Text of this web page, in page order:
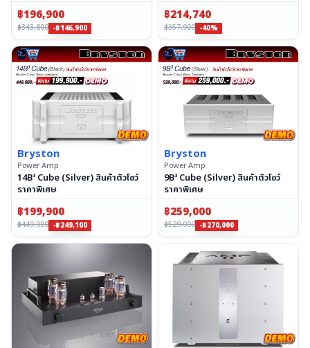
฿196,900
฿343,800 -฿146,900
฿214,740
฿357,900 -40%
Bryston
Power Amp
14B³ Cube (Silver) สินค้าตัวโชว์
ราคาพิเศษ
฿199,900
฿449,000 -฿249,100
Bryston
Power Amp
9B³ Cube (Silver) สินค้าตัวโชว์
ราคาพิเศษ
฿259,000
฿529,000 -฿270,000